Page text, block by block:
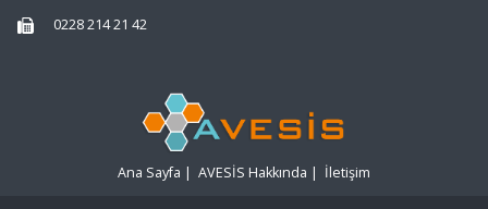
0228 214 21 42
Ana Sayfa | AVESİS Hakkında | İletişim